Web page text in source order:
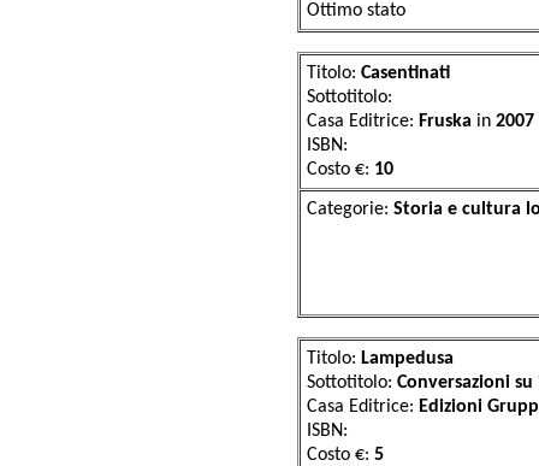
Ottimo stato
Titolo: Casentinati
Sottotitolo:
Casa Editrice: Fruska in 2007
ISBN:
Costo €: 10
Categorie: Storia
Titolo: Lampedusa
Sottotitolo: Conversazioni
Casa Editrice: Edizioni
ISBN:
Costo €: 5